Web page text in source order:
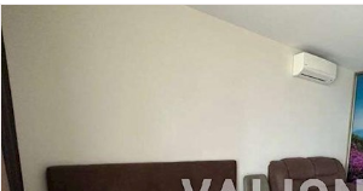
мінеральною ватою, декоративною
штукатуркою. Склопакети двокамерні, вхідні
сталеві радіатори, на підлозі стяжка.
котельня, підземний паркінг, фітнес-центр,
знаходиться готель Ibis Вікна виходять у
Завдяки близькості до парку та зручного
зможете без проблем насолоджуватися
Ціна 105 000 у.о. Инна 095 233 13 13 valion.ua/